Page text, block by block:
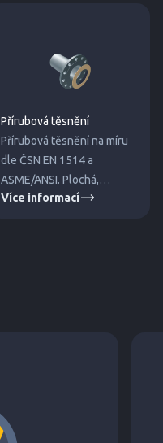
Přírubová těsnění
Přírubová těsnění na míru
dle ČSN EN 1514 a
ASME/ANSI. Plochá,
spirálová, kovová, RTJ
Více informací